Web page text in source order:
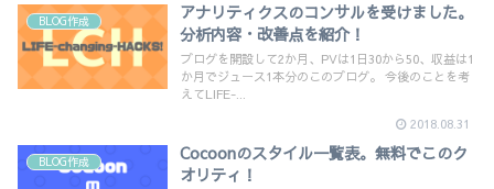
BLOG作成
アナリティクスのコンサルを受けました。
分析内容・改善点を紹介！
ブログを開設して2か月、PVは1日30から50、収益は1
か月でジュース1本分のこのブログ。 今後のことを考
えてLIFE-...
2018.08.31
BLOG作成
Cocoonのスタイル一覧表。無料でこのク
オリティ！